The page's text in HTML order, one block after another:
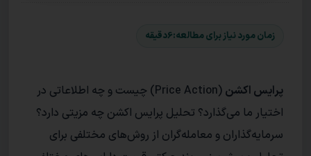
پرایس اکشن
(Price Action) چیست و چه اطلاعاتی در
اختیار ما می‌گذارد؟ تحلیل پرایس اکشن چه مزیتی دارد؟
سرمایه‌گذاران و معامله‌گران از روش‌های مختلفی برای